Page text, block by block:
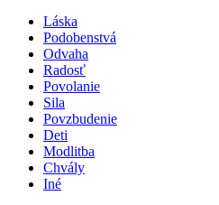
Láska
Podobenstvá
Odvaha
Radosť
Povolanie
Sila
Povzbudenie
Deti
Modlitba
Chvály
Iné